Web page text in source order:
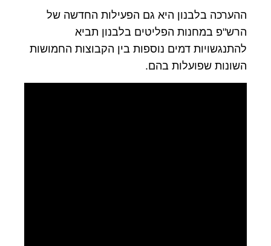
ההערכה בלבנון היא גם הפעילות החדשה של
הרש"פ במחנות הפליטים בלבנון תביא
להתנגשויות דמים נוספות בין הקבוצות החמושות
השונות שפועלות בהם.